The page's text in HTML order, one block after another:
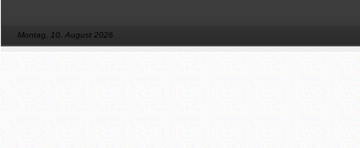
Montag, 10. August 2026